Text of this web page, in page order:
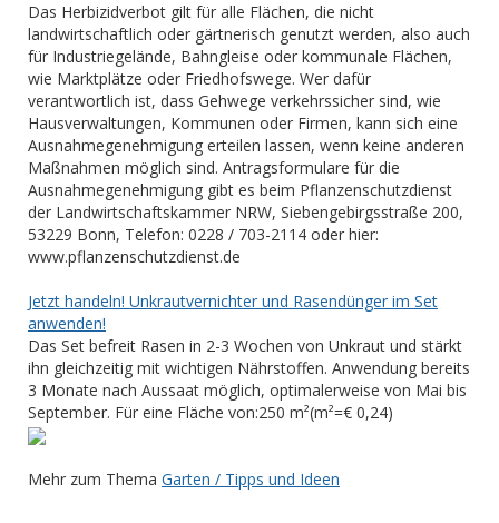
Das Herbizidverbot gilt für alle Flächen, die nicht
landwirtschaftlich oder gärtnerisch genutzt werden, also auch
für Industriegelände, Bahngleise oder kommunale Flächen,
wie Marktplätze oder Friedhofswege. Wer dafür
verantwortlich ist, dass Gehwege verkehrssicher sind, wie
Hausverwaltungen, Kommunen oder Firmen, kann sich eine
Ausnahmegenehmigung erteilen lassen, wenn keine anderen
Maßnahmen möglich sind. Antragsformulare für die
Ausnahmegenehmigung gibt es beim Pflanzenschutzdienst
der Landwirtschaftskammer NRW, Siebengebirgsstraße 200,
53229 Bonn, Telefon: 0228 / 703-2114 oder hier:
www.pflanzenschutzdienst.de
Jetzt handeln! Unkrautvernichter und Rasendünger im Set
anwenden!
Das Set befreit Rasen in 2-3 Wochen von Unkraut und stärkt
ihn gleichzeitig mit wichtigen Nährstoffen. Anwendung bereits
3 Monate nach Aussaat möglich, optimalerweise von Mai bis
September. Für eine Fläche von:250 m²(m²=€ 0,24)
Mehr zum Thema Garten / Tipps und Ideen